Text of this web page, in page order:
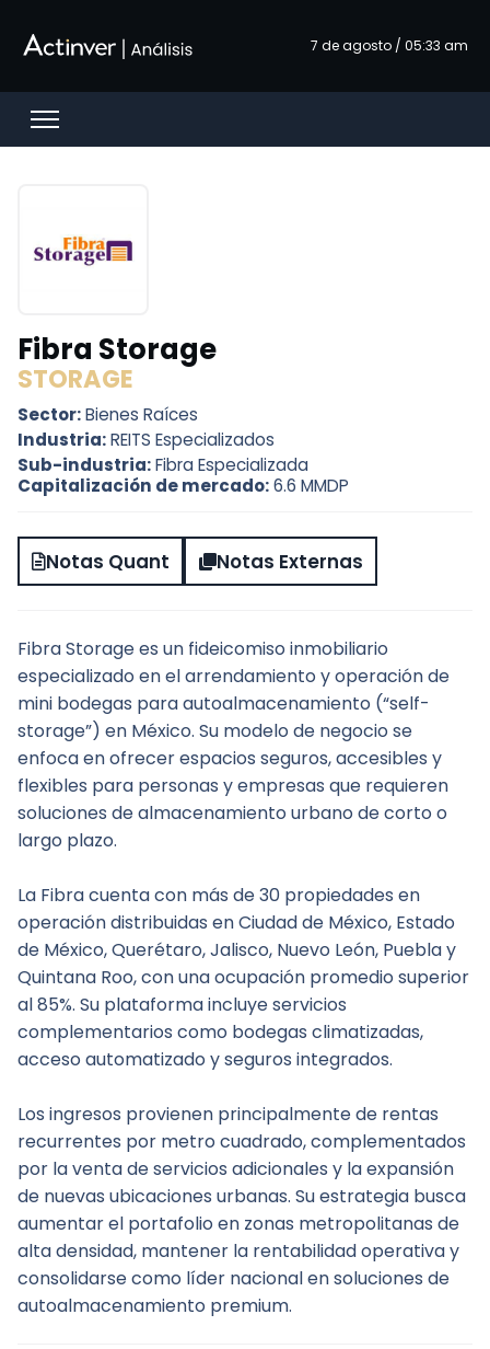
7 de agosto / 05:33 am
Open menu
Fibra Storage
STORAGE
Sector:Bienes Raíces
Industria:REITS Especializados
Sub-industria:Fibra Especializada
Capitalización de mercado:6.6 MMDP
Notas Quant Notas Externas
Fibra Storage es un fideicomiso inmobiliario
especializado en el arrendamiento y operación de
mini bodegas para autoalmacenamiento (“self-
storage”) en México. Su modelo de negocio se
enfoca en ofrecer espacios seguros, accesibles y
flexibles para personas y empresas que requieren
soluciones de almacenamiento urbano de corto o
largo plazo.
La Fibra cuenta con más de 30 propiedades en
operación distribuidas en Ciudad de México, Estado
de México, Querétaro, Jalisco, Nuevo León, Puebla y
Quintana Roo, con una ocupación promedio superior
al 85%. Su plataforma incluye servicios
complementarios como bodegas climatizadas,
acceso automatizado y seguros integrados.
Los ingresos provienen principalmente de rentas
recurrentes por metro cuadrado, complementados
por la venta de servicios adicionales y la expansión
de nuevas ubicaciones urbanas. Su estrategia busca
aumentar el portafolio en zonas metropolitanas de
alta densidad, mantener la rentabilidad operativa y
consolidarse como líder nacional en soluciones de
autoalmacenamiento premium.